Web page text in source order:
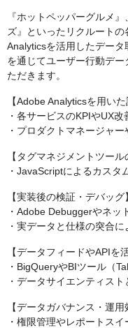
『ホットペッパーグルメ
ズ』といったリクルート
Analyticsを活用したデー
を通じてユーザー行動デ
ただきます。
【Adobe Analyticsを用い
・各サービスのKPIやUX
・プロダクトマネージャ
【タグマネジメントツール
・JavaScriptによるカスタ
【実装後の検証・デバッグ】
・Adobe Debuggerやネッ
・実データと仕様の突合
【データフィードやAPIを
・BigQueryやBIツール（
・データサイエンティス
【データガバナンス・運用
・権限管理やレポートス